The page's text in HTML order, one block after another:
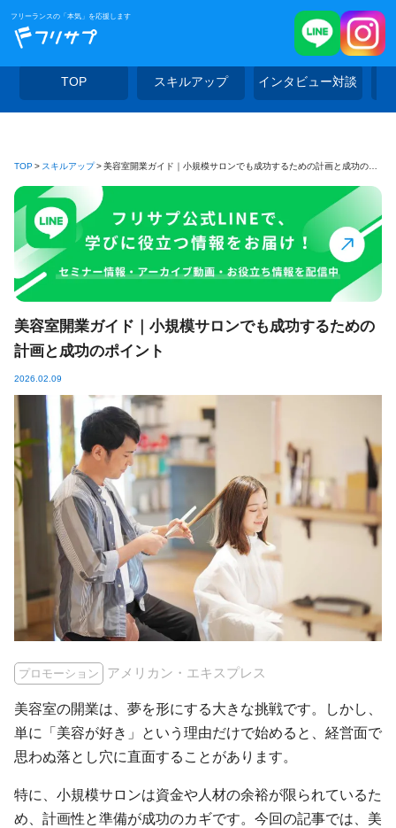
フリーランスの「本気」を応援します
TOP スキルアップ インタビュー対談
TOP スキルアップ 美容室開業ガイド｜小規模サロンでも成功するための計画と成功のポイント
美容室開業ガイド｜小規模サロンでも成功するための
計画と成功のポイント
2026.02.09
プロモーション アメリカン・エキスプレス
美容室の開業は、夢を形にする大きな挑戦です。しかし、
単に「美容が好き」という理由だけで始めると、経営面で
思わぬ落とし穴に直面することがあります。
特に、小規模サロンは資金や人材の余裕が限られているた
め、計画性と準備が成功のカギです。今回の記事では、美